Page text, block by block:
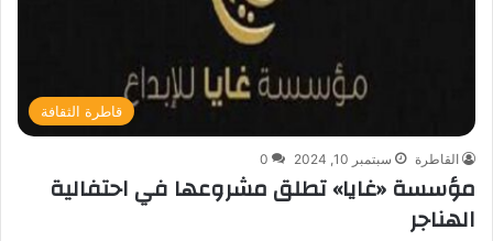
قاطرة الثقافة
القاطرة سبتمبر 10, 2024 0
مؤسسة «غايا» تطلق مشروعها في احتفالية
الهناجر